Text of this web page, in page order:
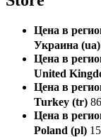
Цена в
Украина (ua)
Цена в
United
Цена в
Turkey (tr)
Цена в
Poland (pl)